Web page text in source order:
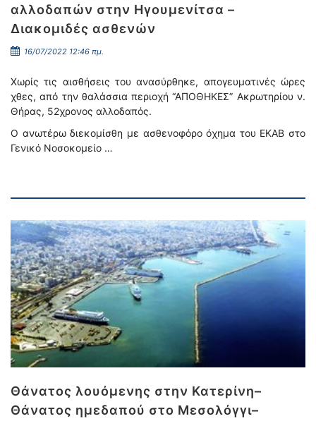
αλλοδαπών στην Ηγουμενίτσα –
Διακομιδές ασθενών
16/07/2022 12:46 πμ.
Χωρίς τις αισθήσεις του ανασύρθηκε, απογευματινές ώρες
χθες, από την θαλάσσια περιοχή “ΑΠΟΘΗΚΕΣ” Ακρωτηρίου ν.
Θήρας, 52χρονος αλλοδαπός.
Ο ανωτέρω διεκομίσθη με ασθενοφόρο όχημα του ΕΚΑΒ στο
Γενικό Νοσοκομείο …
Θάνατος λουόμενης στην Κατερίνη–
Θάνατος ημεδαπού στο Μεσολόγγι–